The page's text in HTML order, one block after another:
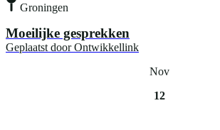
Groningen
Moeilijke gesprekken
Geplaatst door Ontwikkellink
Nov
12